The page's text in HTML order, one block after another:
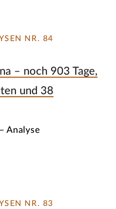
NR. 84
– noch 903 Tage,
und 38
Analyse
NR. 83